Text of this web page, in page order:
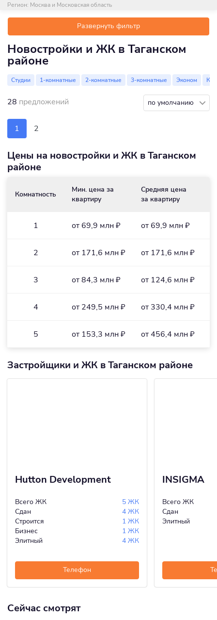
Регион: Москва и Московская область
Развернуть фильтр
Новостройки и ЖК в Таганском
районе
Студии 1-комнатные 2-комнатные 3-комнатные Эконом
28 предложений по умолчанию
1 2
Цены на новостройки и ЖК в Таганском
районе
Комнатность
Мин. цена за
квартиру
Средняя цена
за квартиру
1 от 69,9 млн ₽ от 69,9 млн ₽
2 от 171,6 млн ₽ от 171,6 млн ₽
3 от 84,3 млн ₽ от 124,6 млн ₽
4 от 249,5 млн ₽ от 330,4 млн ₽
5 от 153,3 млн ₽ от 456,4 млн ₽
Застройщики и ЖК в Таганском районе
Hutton Development
Всего ЖК
5 ЖК
Сдан
4 ЖК
Строится
1 ЖК
Бизнес
1 ЖК
Элитный
4 ЖК
Телефон
INSIGMA
Всего ЖК
Сдан
Элитный
Сейчас смотрят